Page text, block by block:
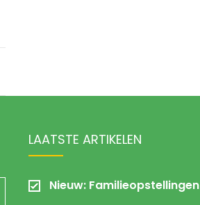
LAATSTE ARTIKELEN
Nieuw: Familieopstellingen